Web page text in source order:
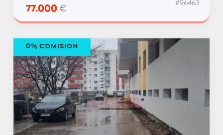
77.000 €
#96463
0% COMISION